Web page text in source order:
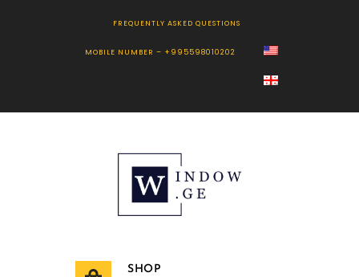
FREQUENTLY ASKED QUESTIONS
MOBILE NUMBER – +995598010202
SHOP